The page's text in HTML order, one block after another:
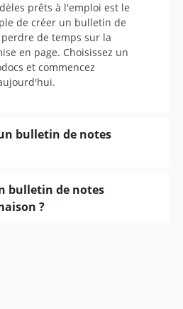
prêts à l'emploi est le
de créer un bulletin de
de temps sur la
en page. Choisissez un
et commencez
bulletin de notes
bulletin de notes
?